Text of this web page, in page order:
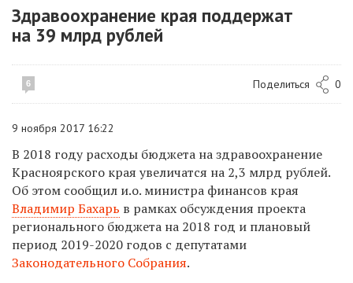
Здравоохранение края поддержат
на 39 млрд рублей
6 Поделиться 0
9 ноября 2017 16:22
В 2018 году расходы бюджета на здравоохранение
Красноярского края увеличатся на 2,3 млрд рублей.
Об этом сообщил и.о. министра финансов края
Владимир Бахарь в рамках обсуждения проекта
регионального бюджета на 2018 год и плановый
период 2019-2020 годов с депутатами
Законодательного Собрания.